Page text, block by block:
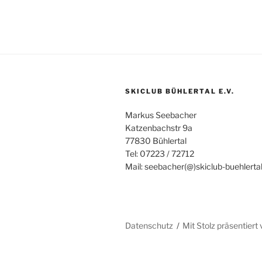
SKICLUB BÜHLERTAL E.V.
Markus Seebacher
Katzenbachstr 9a
77830 Bühlertal
Tel: 07223 / 72712
Mail: seebacher(@)skiclub-
Datenschutz Mit Stolz präsentiert